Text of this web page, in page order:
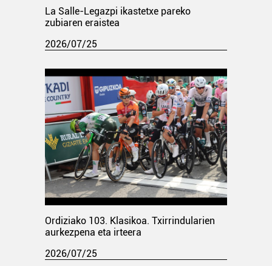
La Salle-Legazpi ikastetxe pareko
zubiaren eraistea
2026/07/25
Ordiziako 103. Klasikoa. Txirrindularien
aurkezpena eta irteera
2026/07/25